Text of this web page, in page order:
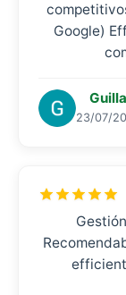
Google)
23/07/